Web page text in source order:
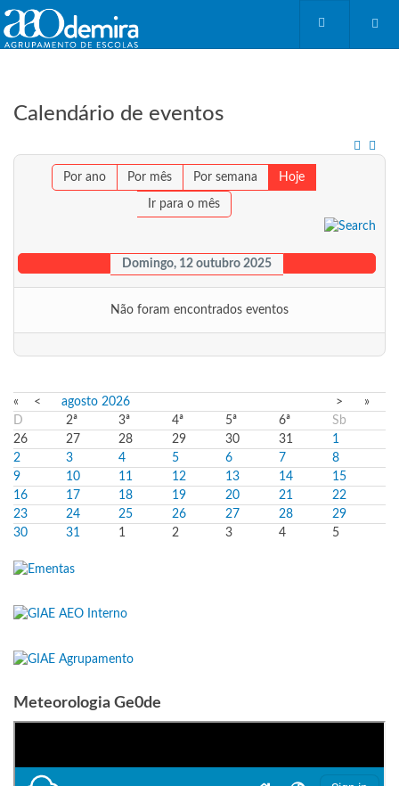
Calendário de eventos
Por ano Por mês Por semana Hoje
Ir para o mês
Domingo, 12 outubro 2025
Não foram encontrados eventos
« < agosto 2026 >
»
D
2ª 3ª 4ª 5ª 6ª
Sb
26
27 28 29 30 31
1
2
3 4 5 6 7
8
9
10 11 12 13 14
15
16
17 18 19 20 21
22
23
24 25 26 27 28
29
30
31 1 2 3 4 5
Meteorologia Ge0de